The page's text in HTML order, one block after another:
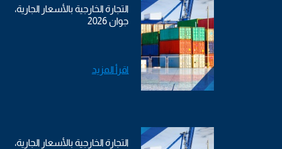
التجارة الخارجية بالأسعار الجارية،
جوان 2026
اقرأ المزيد
التجارة الخارجية بالأسعار الجارية،